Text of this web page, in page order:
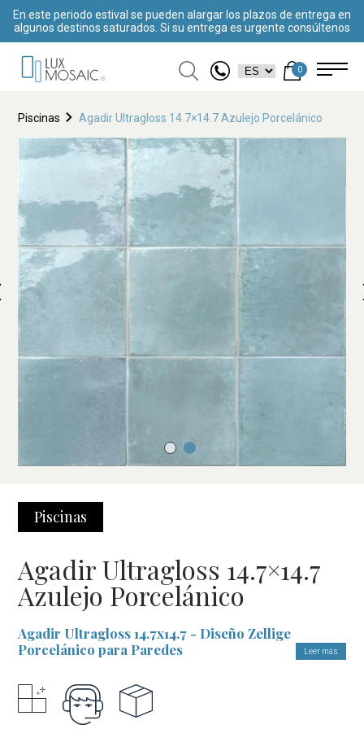
En este periodo estival se pueden alargar los plazos de entrega en
algunos destinos saturados. Si su entrega es urgente consúltenos
0
Piscinas Agadir Ultragloss 14.7×14.7 Azulejo Porcelánico
Piscinas
Agadir Ultragloss 14.7×14.7
Azulejo Porcelánico
Agadir Ultragloss 14.7x14.7 - Diseño Zellige
Porcelánico para Paredes
Transforma tu espacio con el acabado ultrabrillante
Ultragloss
Leer más